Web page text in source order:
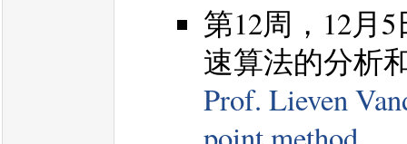
第12周，12月
速算法的分析
Prof. Lieven